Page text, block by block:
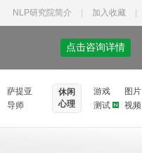
NLP研究院简介 加入收藏
点击咨询详情
萨提亚
导师
休闲
心理
游戏 图片
测试
视频